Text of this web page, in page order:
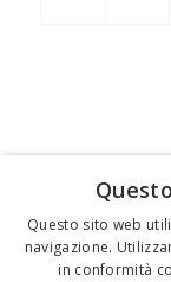
02 300761–
Questo sito web
navigazione.
in conformità